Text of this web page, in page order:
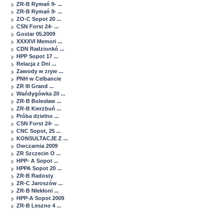
ZR-B Rymań 9- ...
ZR-B Rymań 9- ...
ZO-C Sopot 20 ...
CSN Forst 24- ...
Gostar 05.2009
XXXXVI Memori ...
CDN Radzionkó ...
HPP Sopot 17 ...
Relacja z Dni ...
Zawody w zryw ...
PNH w Celbancie
ZR III Grand ...
Wańdygówka 20 ...
ZR-B Bolesław ...
ZR-B Kierzbuń ...
Próba dzielno ...
CSN Forst 24- ...
CNC Sopot, 25 ...
KONSULTACJE Z ...
Owczarnia 2009
ZR Szczecin O ...
HPP- A Sopot ...
HPPA Sopot 20 ...
ZR-B Radosty
ZR-C Jaroszów ...
ZR-B NIekłoni ...
HPP-A Sopot 2009
ZR-B Leszno 4 ...